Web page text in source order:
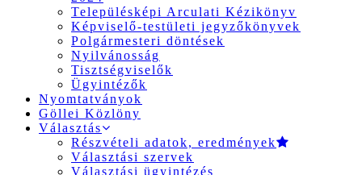
Településképi Arculati Kézikönyv
Képviselő-testületi jegyzőkönyvek
Polgármesteri döntések
Nyilvánosság
Tisztségviselők
Ügyintézők
Nyomtatványok
Göllei Közlöny
Választás
Részvételi adatok, eredmények
Választási szervek
Választási ügyintézés